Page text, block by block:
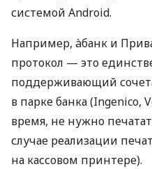
системой Android.
Например, àбанк и
протокол — это
поддерживающий
в парке банка (Ingenico,
время, не нужно
случае реализации
на кассовом принтере).